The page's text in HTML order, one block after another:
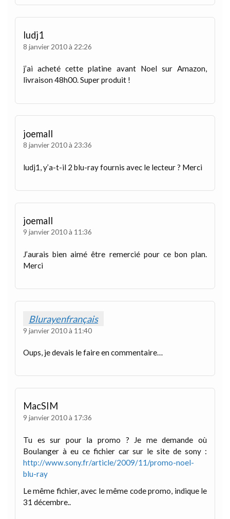
ludj1
8 janvier 2010 à 22:26
j’ai acheté cette platine avant Noel sur Amazon,
livraison 48h00. Super produit !
joemall
8 janvier 2010 à 23:36
ludj1, y’a-t-il 2 blu-ray fournis avec le lecteur ? Merci
joemall
9 janvier 2010 à 11:36
J’aurais bien aimé être remercié pour ce bon plan.
Merci
Blurayenfrançais
9 janvier 2010 à 11:40
Oups, je devais le faire en commentaire…
MacSIM
9 janvier 2010 à 17:36
Tu es sur pour la promo ? Je me demande où
Boulanger à eu ce fichier car sur le site de sony :
http://www.sony.fr/article/2009/11/promo-noel-
blu-ray
Le même fichier, avec le même code promo, indique le
31 décembre..